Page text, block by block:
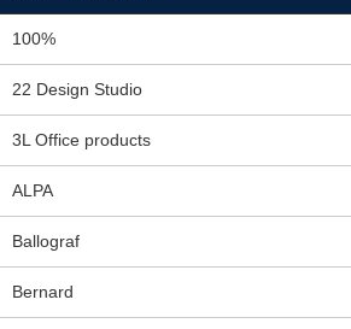
100%
22 Design Studio
3L Office products
ALPA
Ballograf
Bernard